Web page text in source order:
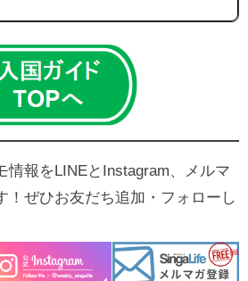
情報をLINEとInstagram、メルマ
！ぜひお友だち追加・フォローし